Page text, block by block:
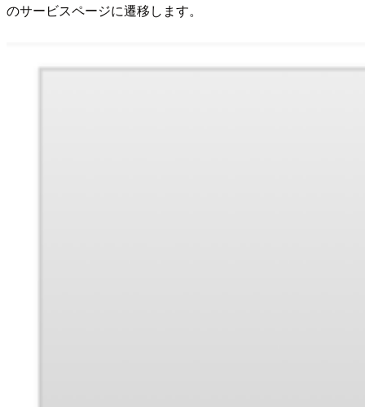
のサービスページに遷移します。